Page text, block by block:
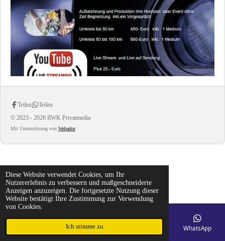
Diese Website verwendet Cookies, um Ihr
Nutzererlebnis zu verbessern und maßgeschneiderte
Anzeigen anzuzeigen. Die fortgesetzte Nutzung dieser
Website bestätigt Ihre Zustimmung zur Verwendung
von Cookies.
Ich stimme zu
Teilen
Teilen
© 2023 - 2026 RWK Privatmedia
Mit Unterstützung von Webador
Telefon Karte WhatsApp